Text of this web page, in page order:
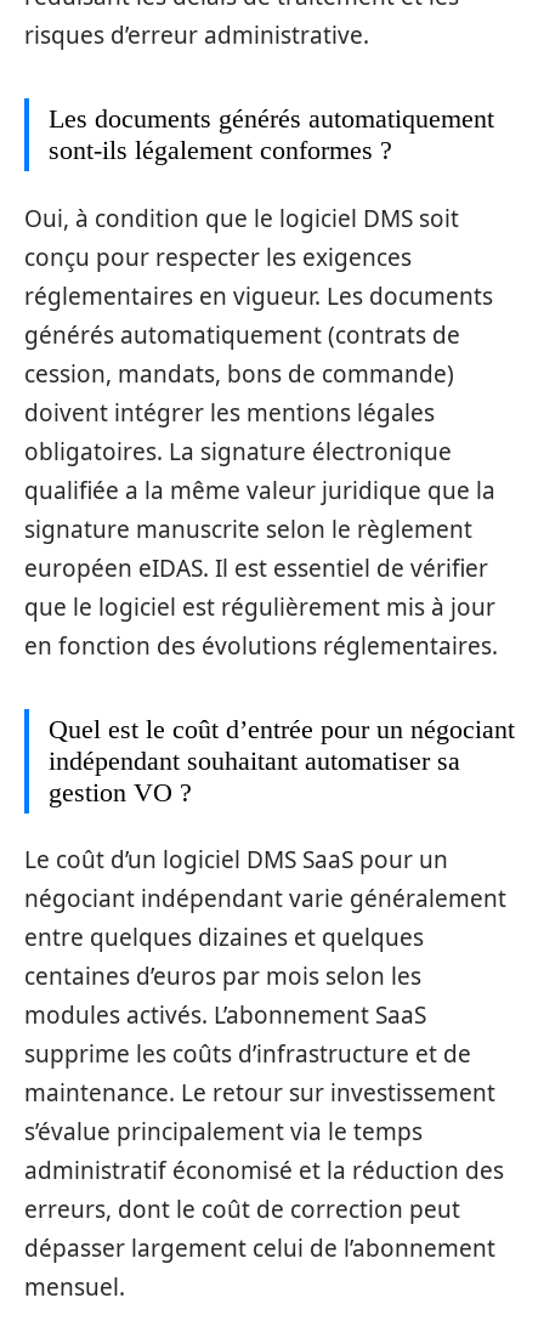
risques d’erreur administrative.
Les documents générés automatiquement
sont-ils légalement conformes ?
Oui, à condition que le logiciel DMS soit
conçu pour respecter les exigences
réglementaires en vigueur. Les documents
générés automatiquement (contrats de
cession, mandats, bons de commande)
doivent intégrer les mentions légales
obligatoires. La signature électronique
qualifiée a la même valeur juridique que la
signature manuscrite selon le règlement
européen eIDAS. Il est essentiel de vérifier
que le logiciel est régulièrement mis à jour
en fonction des évolutions réglementaires.
Quel est le coût d’entrée pour un négociant
indépendant souhaitant automatiser sa
gestion VO ?
Le coût d’un logiciel DMS SaaS pour un
négociant indépendant varie généralement
entre quelques dizaines et quelques
centaines d’euros par mois selon les
modules activés. L’abonnement SaaS
supprime les coûts d’infrastructure et de
maintenance. Le retour sur investissement
s’évalue principalement via le temps
administratif économisé et la réduction des
erreurs, dont le coût de correction peut
dépasser largement celui de l’abonnement
mensuel.